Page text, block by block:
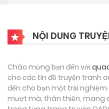
NỘI DUNG
Chào mừng bạn đến với
cho các tín đồ truyện tranh
đến cho bạn một trải
mượt mà, thân thiện, mang